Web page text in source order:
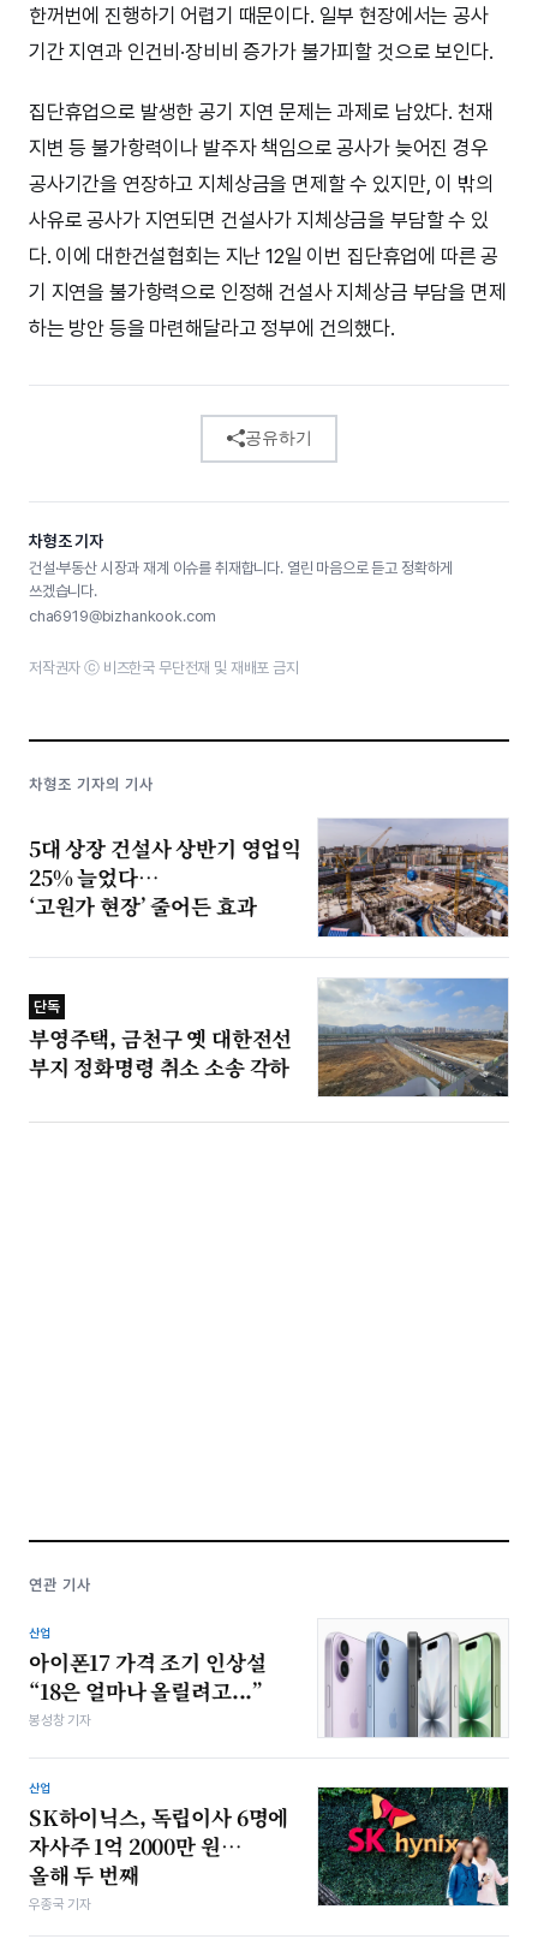
한꺼번에 진행하기 어렵기 때문이다. 일부 현장에서는 공사
기간 지연과 인건비·장비비 증가가 불가피할 것으로 보인다.
집단휴업으로 발생한 공기 지연 문제는 과제로 남았다. 천재
지변 등 불가항력이나 발주자 책임으로 공사가 늦어진 경우
공사기간을 연장하고 지체상금을 면제할 수 있지만, 이 밖의
사유로 공사가 지연되면 건설사가 지체상금을 부담할 수 있
다. 이에 대한건설협회는 지난 12일 이번 집단휴업에 따른 공
기 지연을 불가항력으로 인정해 건설사 지체상금 부담을 면제
하는 방안 등을 마련해달라고 정부에 건의했다.
공유하기
차형조 기자
건설·부동산 시장과 재계 이슈를 취재합니다. 열린 마음으로 듣고 정확하게
쓰겠습니다.
cha6919@bizhankook.com
저작권자 ⓒ 비즈한국 무단전재 및 재배포 금지
차형조 기자의 기사
5대 상장 건설사 상반기 영업익
25% 늘었다…
‘고원가 현장’ 줄어든 효과
단독
부영주택, 금천구 옛 대한전선
부지 정화명령 취소 소송 각하
연관 기사
산업
아이폰17 가격 조기 인상설
“18은 얼마나 올릴려고...”
봉성창 기자
산업
SK하이닉스, 독립이사 6명에
자사주 1억 2000만 원…
올해 두 번째
우종국 기자